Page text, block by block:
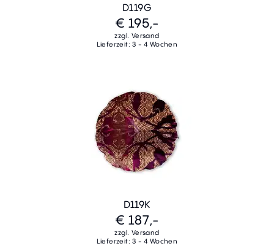
D119G
€ 195,-
zzgl. Versand
Lieferzeit: 3 - 4 Wochen
D119K
€ 187,-
zzgl. Versand
Lieferzeit: 3 - 4 Wochen